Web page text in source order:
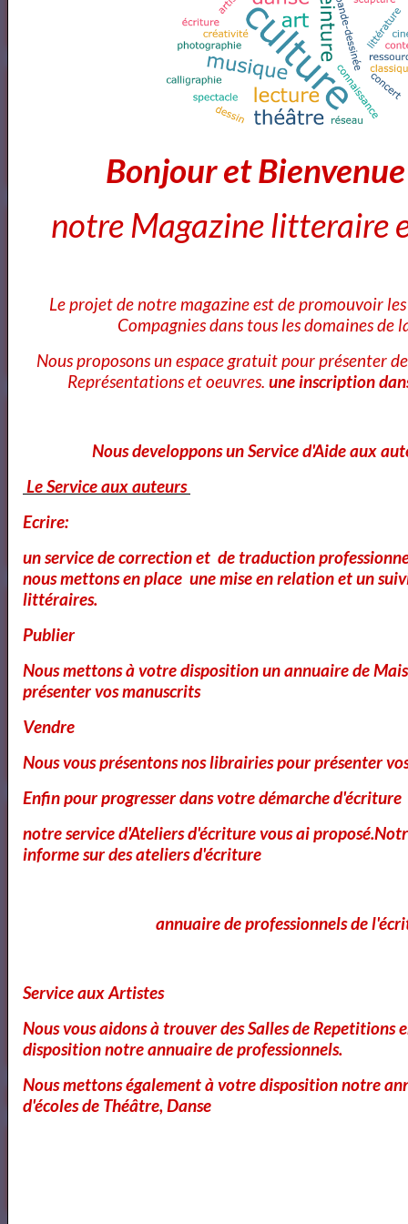
Voici ce que vous pouvez lire dans notre
OK
Cours Ateliers Formations
Cours et Formation Paris
Annuaire et Formation Cinema
Annuaire des Chroniqueurs littéraires
Annuaire des Chroniqueurs
littéraires
https://www.mylibreto.com/inicio
Bonjour et
notre Magazine litteraire
Le projet de notre magazine est de promouvoir
Compagnies dans tous les domaines de
Nous proposons un espace gratuit pour présenter
Représentations et oeuvres. une inscription
Nous developpons un Service d'Aide aux
Le Service aux auteurs
Ecrire:
un service de correction et de traduction
nous mettons en place une mise en relation et un
littéraires.
Publier
Nous mettons à votre disposition un annuaire de
présenter vos manuscrits
Vendre
Nous vous présentons nos librairies pour présenter
Enfin pour progresser dans votre démarche d'écriture
notre service d'Ateliers d'écriture vous ai
informe sur des ateliers d'écriture
annuaire de professionnels de
Service aux Artistes
Nous vous aidons à trouver des Salles de Repetitions
disposition notre annuaire de professionnels.
Nous mettons également à votre disposition notre
d'écoles de Théâtre, Danse